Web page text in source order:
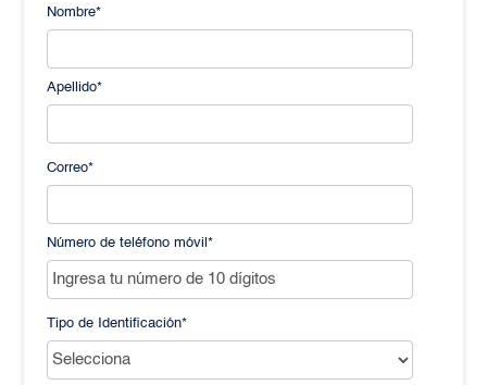
Nombre*
Apellido*
Correo*
Número de teléfono móvil *
Tipo de Identificación*